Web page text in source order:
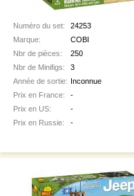
Numéro du set:
24253
Marque:
COBI
Nbr de pièces:
250
Nbr de Minifigs:
3
Année de sortie: Inconnue
Prix en France:
-
Prix en US:
-
Prix en Russie:
-